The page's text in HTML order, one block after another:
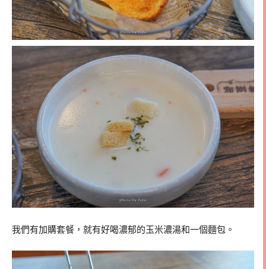
我們有加購套餐，就有好喝濃郁的玉米濃湯和一個麵包。